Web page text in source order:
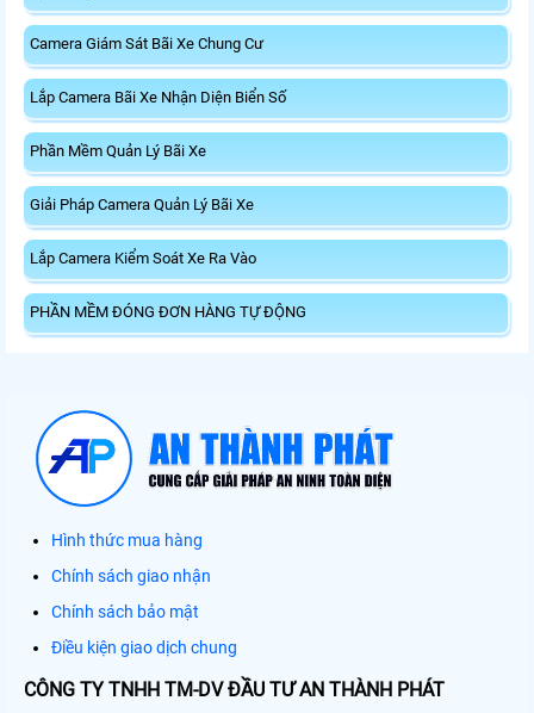
Camera Giám Sát Bãi Xe Chung Cư
Lắp Camera Bãi Xe Nhận Diện Biển Số
Phần Mềm Quản Lý Bãi Xe
Giải Pháp Camera Quản Lý Bãi Xe
Lắp Camera Kiểm Soát Xe Ra Vào
PHẦN MỀM ĐÓNG ĐƠN HÀNG TỰ ĐỘNG
Hình thức mua hàng
Chính sách giao nhận
Chính sách bảo mật
Điều kiện giao dịch chung
CÔNG TY TNHH TM-DV ĐẦU TƯ AN THÀNH PHÁT